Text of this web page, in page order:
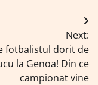
Next:
fotbalistul dorit de
la Genoa! Din ce
campionat vine